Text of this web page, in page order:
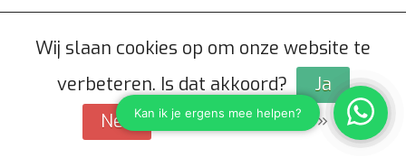
Wij slaan cookies op om onze website te
verbeteren. Is dat akkoord?
Ja
Nee
Meer over cookies »